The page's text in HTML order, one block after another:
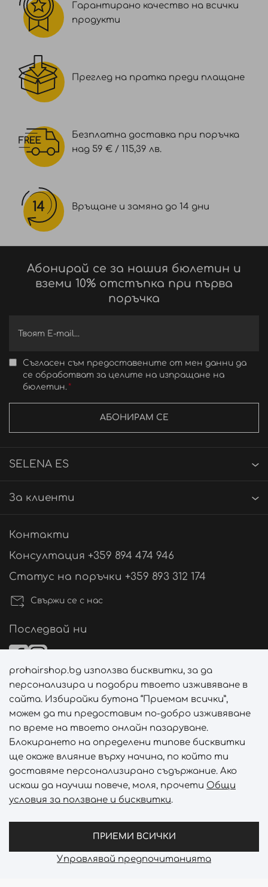
Гарантирано качество на всички
продукти
Преглед на пратка преди плащане
Безплатна доставка при поръчка
над 59 € / 115,39 лв.
Връщане и замяна до 14 дни
Абонирай се за нашия бюлетин и
вземи 10% отстъпка при първа
поръчка
Съгласен съм предоставените от мен данни да
се обработват за целите на изпращане на
бюлетин.
АБОНИРАМ СЕ
SELENA ES
За клиенти
Контакти
Консултация +359 894 474 946
Статус на поръчки +359 893 312 174
Свържи се с нас
Последвай ни
Начини на плащане
Начини на доставка
Отключи ексклузивни отстъпки и лимитирани
Prohair Shop © 2026 - Всички права запазени
prohairshop.bg използва бисквитки, за да
персонализира и подобри твоето изживяване в
сайта. Избирайки бутона “Приемам всички”,
можем да ти предоставим по-добро изживяване
по време на твоето онлайн пазаруване.
Блокирането на определени типове бисквитки
ще окаже влияние върху начина, по който ти
доставяме персонализирано съдържание. Ако
искаш да научиш повече, моля, прочети Общи
условия за ползване и бисквитки.
ПРИЕМИ ВСИЧКИ
Управлявай предпочитанията